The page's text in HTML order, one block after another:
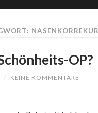
NASENKORREKUR
OP?
/ KEINE KOMMENTARE